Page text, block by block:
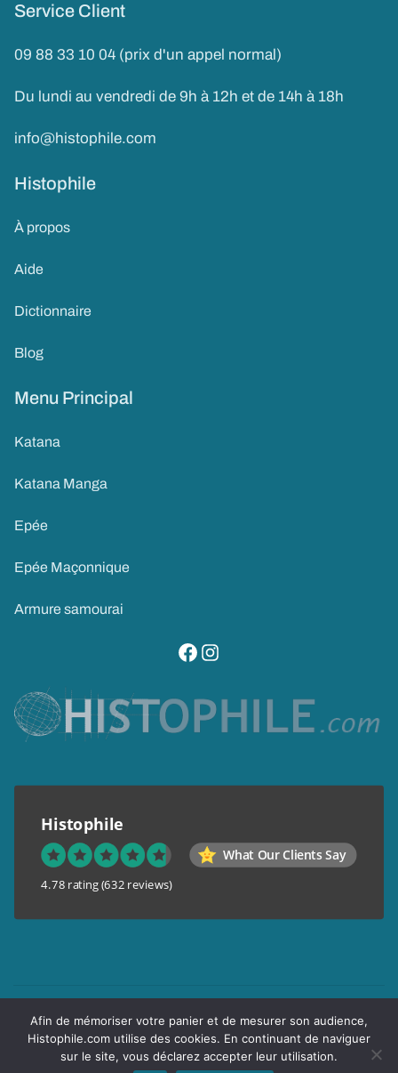
Service Client
09 88 33 10 04 (prix d'un appel normal)
Du lundi au vendredi de 9h à 12h et de 14h à 18h
info@histophile.com
Histophile
À propos
Aide
Dictionnaire
Blog
Menu Principal
Katana
Katana Manga
Epée
Epée Maçonnique
Armure samourai
visitez notre page facebook
suivez notre compte instagram
Histophile
What Our Clients Say
4.78 rating (632 reviews)
Conditions générales de vente
Garantie de confidentialité
Afin de mémoriser votre panier et de mesurer son audience,
Histophile.com utilise des cookies. En continuant de naviguer
sur le site, vous déclarez accepter leur utilisation.